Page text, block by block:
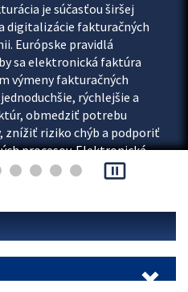
je súčasťou širšej
digitalizácie fakturačných
Európske pravidlá
sa elektronická faktúra
výmeny fakturačných
rýchlejšie a
obmedziť potrebu
znížiť riziko chýb a podporiť
procesov. Elektronická
pause_presentation